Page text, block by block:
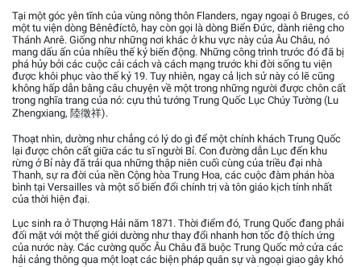
Tại một góc yên tĩnh của vùng nông thôn Flanders, ngay ngoại ô Bruges, có
một tu viện dòng Bênêđíctô, hay còn gọi là dòng Biển Đức, dành riêng cho
Thánh Anrê. Giống như những nơi khác ở khu vực này của Âu Châu, nó
mang dấu ấn của nhiều thế kỷ biến động. Những công trình trước đó đã bị
phá hủy bởi các cuộc cải cách và cách mạng trước khi đời sống tu viện
được khôi phục vào thế kỷ 19. Tuy nhiên, ngay cả lịch sử này có lẽ cũng
không hấp dẫn bằng câu chuyện về một trong những người được chôn cất
trong nghĩa trang của nó: cựu thủ tướng Trung Quốc Lục Chúy Tường (Lu
Zhengxiang, 陸徵祥).
Thoạt nhìn, dường như chẳng có lý do gì để một chính khách Trung Quốc
lại được chôn cất giữa các tu sĩ người Bỉ. Con đường dẫn Lục đến khu
rừng ở Bỉ này đã trải qua những thập niên cuối cùng của triều đại nhà
Thanh, sự ra đời của nền Cộng hòa Trung Hoa, các cuộc đàm phán hòa
bình tại Versailles và một số biến đổi chính trị và tôn giáo kịch tính nhất
của thời hiện đại.
Lục sinh ra ở Thượng Hải năm 1871. Thời điểm đó, Trung Quốc đang phải
đối mặt với một thế giới dường như thay đổi nhanh hơn tốc độ thích ứng
của nước này. Các cường quốc Âu Châu đã buộc Trung Quốc mở cửa các
hải cảng thông qua một loạt các biện pháp quân sự và ngoại giao gây khó